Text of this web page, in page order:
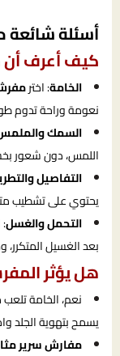
أسئلة شائعة
كيف أعرف أن
الخامة: اختر
نعومة وراحة تدوم
السمك
اللمس، دون شعور
التفاصيل
يحتوي على تشطيب
التحمل والغسل:
بعد الغسيل المتكرر،
هل يؤثر
نعم، الخامة تلعب
يسمح بتهوية الجلد
مفارش سرير